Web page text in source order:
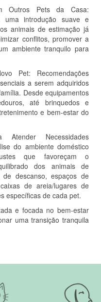
Outros Pets da Casa:
uma introdução suave e
animais de estimação já
conflitos, promover a
ambiente tranquilo para
Pet: Recomendações
a serem adquiridos
Desde equipamentos
até brinquedos e
e bem-estar do
Necessidades
do ambiente doméstico
que favoreçam o
dos animais de
descanso, espaços de
de areia/lugares de
específicas de cada pet.
e focada no bem-estar
uma transição tranquila